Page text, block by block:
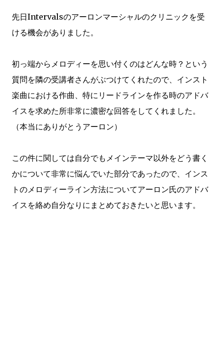
先日Intervalsのアーロンマーシャルのクリニックを受
ける機会がありました。
初っ端からメロディーを思い付くのはどんな時？という
質問を隣の受講者さんがぶつけてくれたので、インスト
楽曲における作曲、特にリードラインを作る時のアドバ
イスを求めた所非常に濃密な回答をしてくれました。
（本当にありがとうアーロン）
この件に関しては自分でもメインテーマ以外をどう書く
かについて非常に悩んでいた部分であったので、インス
トのメロディーライン方法についてアーロン氏のアドバ
イスを絡め自分なりにまとめておきたいと思います。